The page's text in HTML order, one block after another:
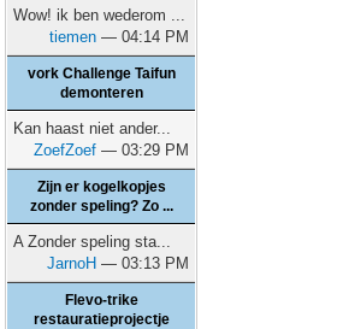
Wow! ik ben wederom ...
tiemen — 04:14 PM
vork Challenge Taifun
demonteren
Kan haast niet ander...
ZoefZoef — 03:29 PM
Zijn er kogelkopjes
zonder speling? Zo ...
A Zonder speling sta...
JarnoH — 03:13 PM
Flevo-trike
restauratieprojectje